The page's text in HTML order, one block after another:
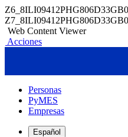
Web Content Viewer
Acciones
Personas
PyMES
Empresas
Español